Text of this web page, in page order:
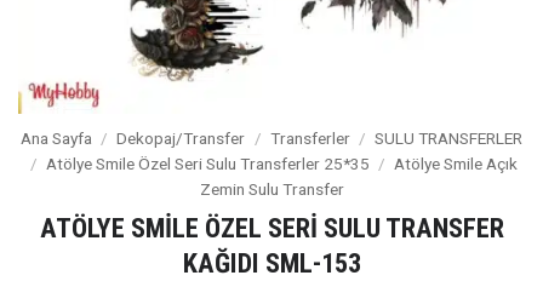
Ana Sayfa / Dekopaj/Transfer / Transferler / SULU TRANSFERLER
/ Atölye Smile Özel Seri Sulu Transferler 25*35 / Atölye Smile Açık
Zemin Sulu Transfer
ATÖLYE SMİLE ÖZEL SERİ SULU TRANSFER
KAĞIDI SML-153